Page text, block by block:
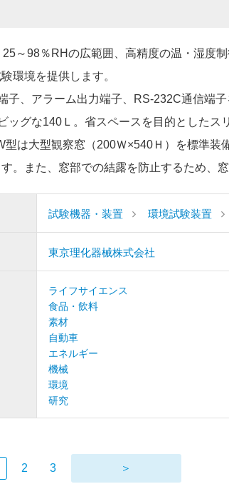
～98％RHの広範囲、高精度の温・湿度
環境を提供します。
子、アラーム出力端子、RS-232C通信端子
ッグな140Ｌ。省スペースを目的としたス
型は大型観察窓（200Ｗ×540Ｈ）を標準装
。また、窓部での結露を防止するため、
試験機器・装置 環境試験装置
東京理化器械株式会社
ライフサイエンス
食品・飲料
素材
自動車
エネルギー
機械
環境
研究
2 3 ＞